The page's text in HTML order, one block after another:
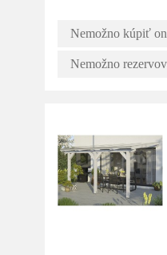
Nemožno kúpiť
Nemožno